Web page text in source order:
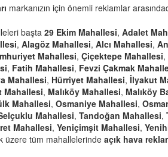
markanızın için önemli reklamlar
başta29 Ekim Mahallesi, Adalet
, Alagöz Mahallesi, Alcı Mahallesi,
Mahallesi, Çiçektepe Mahallesi,
, Fatih Mahallesi, Fevzi Çakmak
Mahallesi, Hürriyet Mahallesi, İlyakut
Mahallesi, Malıköy Mahallesi, Malıköy
Mahallesi, Osmaniye Mahallesi,
Mahallesi, Tandoğan Mahallesi,
Mahallesi, Yeniçimşit Mahallesi,
üzere tüm mahallelerindeaçık hava